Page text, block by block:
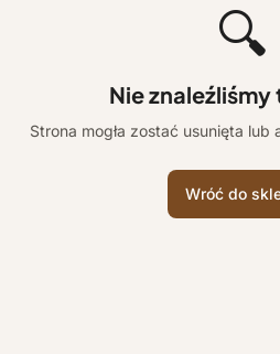
🔍
Nie
Strona mogła zostać usunięta lub
Wróć do